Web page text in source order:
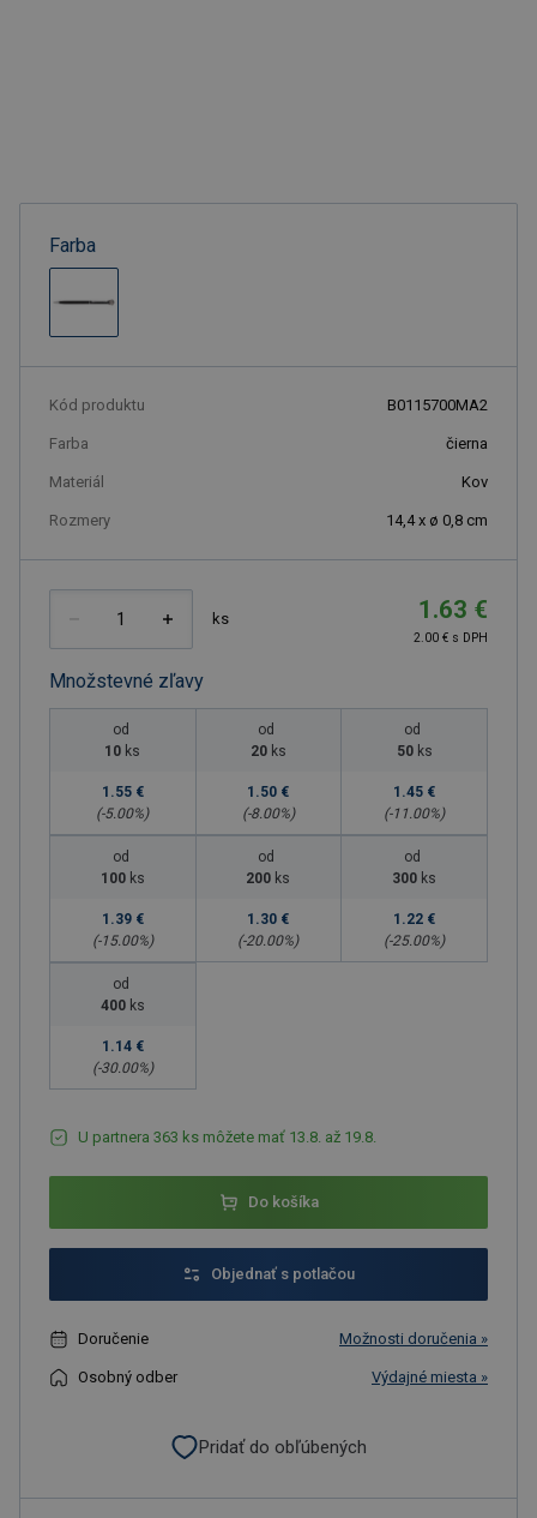
Farba
Kód produktu B0115700MA2
Farba čierna
Materiál Kov
Rozmery 14,4 x ø 0,8 cm
ks 1.63 €
2.00 € s DPH
Množstevné zľavy
od
10 ks
1.55 €
(-5.00%)
od
20 ks
1.50 €
(-8.00%)
od
50 ks
1.45 €
(-11.00%)
od
100 ks
1.39 €
(-15.00%)
od
200 ks
1.30 €
(-20.00%)
od
300 ks
1.22 €
(-25.00%)
od
400 ks
1.14 €
(-30.00%)
U partnera 363 ks môžete mať 13.8. až 19.8.
Do košíka
Objednať s potlačou
Doručenie Možnosti doručenia »
Osobný odber Výdajné miesta »
Pridať do obľúbených